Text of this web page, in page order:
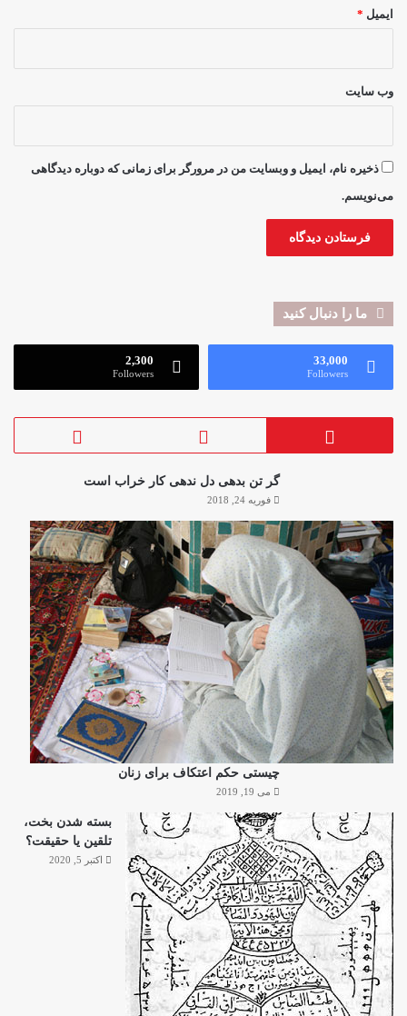
ایمیل *
وب‌ سایت
ذخیره نام، ایمیل و وبسایت من در مرورگر برای زمانی که دوباره دیدگاهی
می‌نویسم.
ما را دنبال کنید
33,000
Followers
2,300
Followers
گر تن بدهی دل ندهی کار خراب است
فوریه 24, 2018
چیستی حکم اعتکاف برای زنان
می 19, 2019
بسته شدن بخت،
تلقین یا حقیقت؟
اکتبر 5, 2020